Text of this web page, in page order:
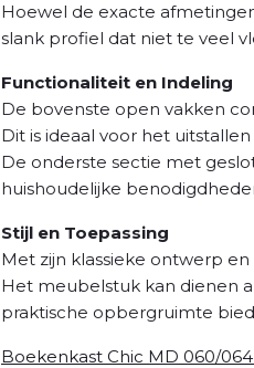
Hoewel de exacte
slank profiel dat niet te veel
Functionaliteit en Indeling
De bovenste open vakken
Dit is ideaal voor het
De onderste sectie met
huishoudelijke
Stijl en Toepassing
Met zijn klassieke ontwerp
Het meubelstuk kan dienen
praktische opbergruimte
Boekenkast Chic MD 060/064